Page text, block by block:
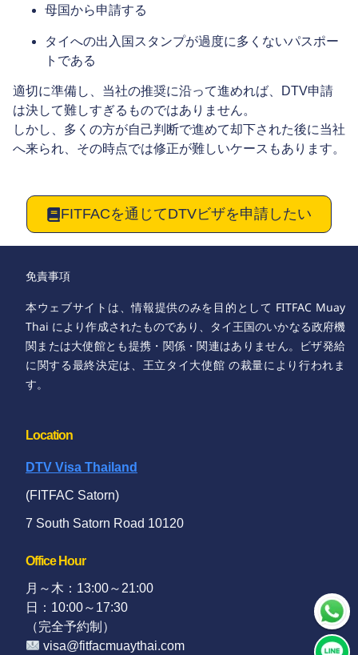
母国から申請する
タイへの出入国スタンプが過度に多くないパスポー
トである
適切に準備し、当社の推奨に沿って進めれば、DTV申請
は決して難しすぎるものではありません。
しかし、多くの方が自己判断で進めて却下された後に当社
へ来られ、その時点では修正が難しいケースもあります。
FITFACを通じてDTVビザを申請したい
免責事項
本ウェブサイトは、情報提供のみを目的として FITFAC Muay
Thai により作成されたものであり、タイ王国のいかなる政府機
関または大使館とも提携・関係・関連はありません。ビザ発給
に関する最終決定は、 王立タイ大使館 の裁量により行われま
す。
Location
DTV Visa Thailand
(FITFAC Satorn)
7 South Satorn Road 10120
Office Hour
月～木：13:00～21:00
日：10:00～17:30
（完全予約制）
visa@fitfacmuaythai.com